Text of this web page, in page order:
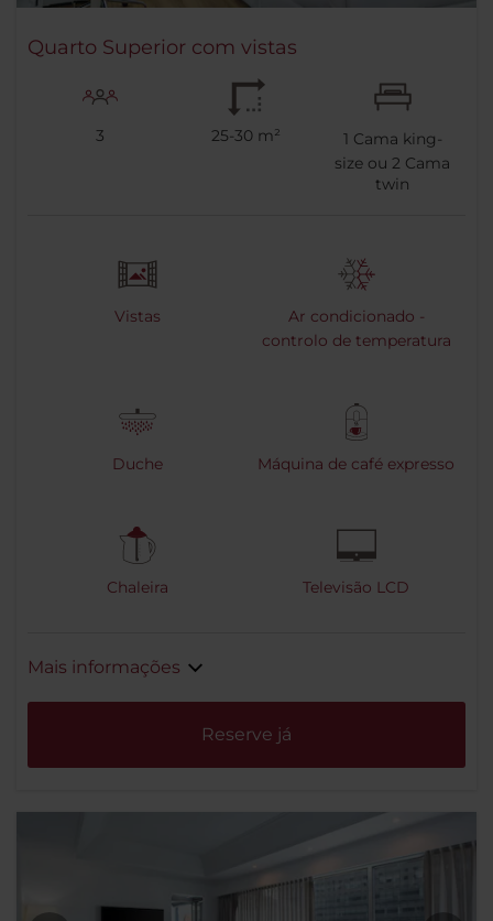
Quarto Superior com vistas
3 25-30 m² 1 Cama king-
size ou2 Cama
twin
Vistas
Ar condicionado -
controlo de temperatura
Duche Máquina de café expresso
Chaleira Televisão LCD
Mais informações
Reserve já